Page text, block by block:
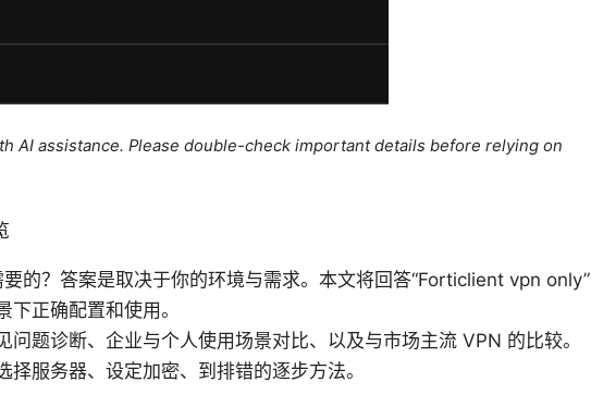
AI assistance. Please double-check important details before relying on
的？答案是取决于你的环境与需求。本文将回答“Forticlient vpn only”
正确配置和使用。
题诊断、企业与个人使用场景对比、以及与市场主流 VPN 的比较。
服务器、设定加密、到排错的逐步方法。